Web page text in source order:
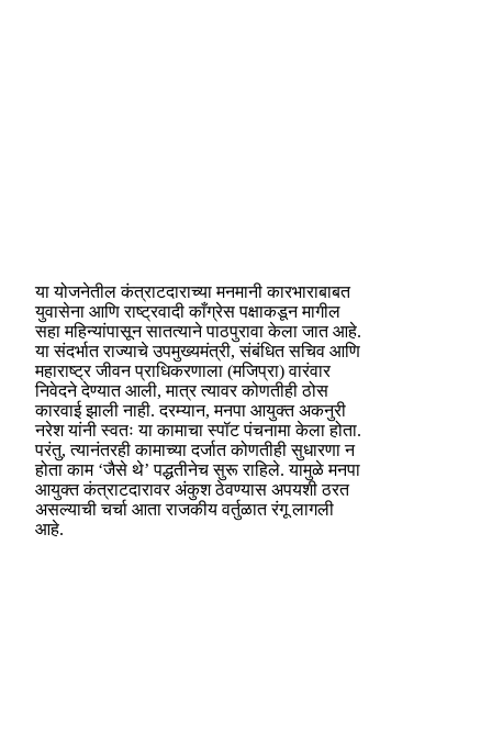
या योजनेतील कंत्राटदाराच्या मनमानी कारभाराबाबत
युवासेना आणि राष्ट्रवादी काँग्रेस पक्षाकडून मागील
सहा महिन्यांपासून सातत्याने पाठपुरावा केला जात आहे.
या संदर्भात राज्याचे उपमुख्यमंत्री, संबंधित सचिव आणि
महाराष्ट्र जीवन प्राधिकरणाला (मजिप्रा) वारंवार
निवेदने देण्यात आली, मात्र त्यावर कोणतीही ठोस
कारवाई झाली नाही. दरम्यान, मनपा आयुक्त अकनुरी
नरेश यांनी स्वतः या कामाचा स्पॉट पंचनामा केला होता.
परंतु, त्यानंतरही कामाच्या दर्जात कोणतीही सुधारणा न
होता काम ‘जैसे थे’ पद्धतीनेच सुरू राहिले. यामुळे मनपा
आयुक्त कंत्राटदारावर अंकुश ठेवण्यास अपयशी ठरत
असल्याची चर्चा आता राजकीय वर्तुळात रंगू लागली
आहे.